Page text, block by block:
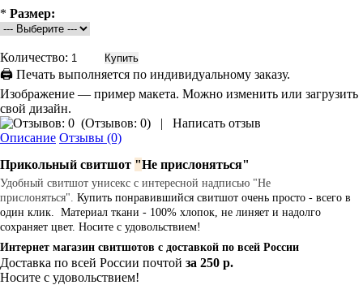
* Размер:
Количество:
🖨 Печать выполняется по индивидуальному заказу.
Изображение — пример макета. Можно изменить или загрузить
свой дизайн.
(Отзывов: 0) |
Написать отзыв
Описание Отзывы (0)
Прикольный свитшот "Не прислоняться"
Удобный свитшот унисекс с интересной надписью "Не
прислоняться". Купить понравившийся свитшот очень просто - всего в
один клик. Материал ткани - 100% хлопок, не линяет и надолго
сохраняет цвет. Носите с удовольствием!
Интернет магазин свитшотов с доставкой по всей России
Доставка по всей России почтой за 250 р.
Носите с удовольствием!